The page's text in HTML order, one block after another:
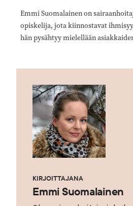
Emmi Suomalainen on
opiskelija, jota kiinnostavat
hän pysähtyy mielellään
KIRJOITTAJANA
Emmi Suomalainen